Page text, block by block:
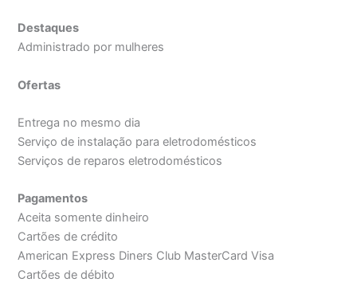
Destaques
Administrado por mulheres
Ofertas
Entrega no mesmo dia
Serviço de instalação para eletrodomésticos
Serviços de reparos eletrodomésticos
Pagamentos
Aceita somente dinheiro
Cartões de crédito
American Express Diners Club MasterCard Visa
Cartões de débito